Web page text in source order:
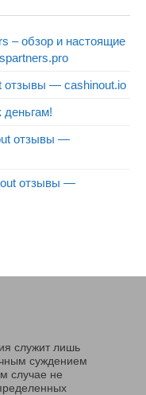
– обзор и настоящие
отзывы — cashinout.io
деньгам!
отзывы —
отзывы —
служит лишь
суждением
случае не